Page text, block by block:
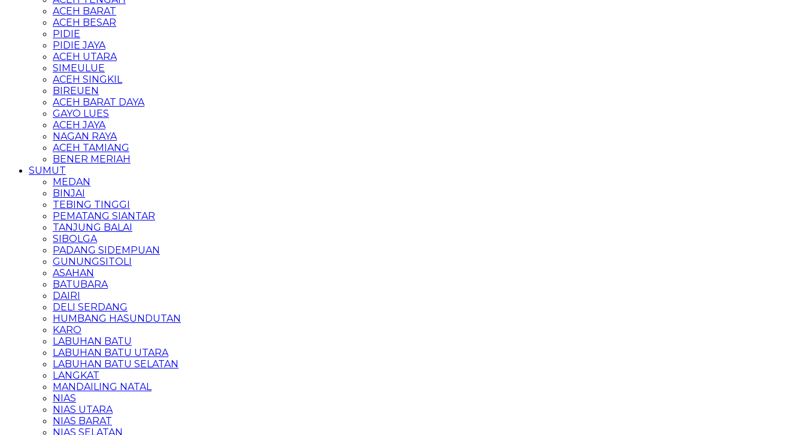
ACEH BARAT
ACEH BESAR
PIDIE
PIDIE JAYA
ACEH UTARA
SIMEULUE
ACEH SINGKIL
BIREUEN
ACEH BARAT DAYA
GAYO LUES
ACEH JAYA
NAGAN RAYA
ACEH TAMIANG
BENER MERIAH
SUMUT
MEDAN
BINJAI
TEBING TINGGI
PEMATANG SIANTAR
TANJUNG BALAI
SIBOLGA
PADANG SIDEMPUAN
GUNUNGSITOLI
ASAHAN
BATUBARA
DAIRI
DELI SERDANG
HUMBANG HASUNDUTAN
KARO
LABUHAN BATU
LABUHAN BATU UTARA
LABUHAN BATU SELATAN
LANGKAT
MANDAILING NATAL
NIAS
NIAS UTARA
NIAS BARAT
NIAS SELATAN